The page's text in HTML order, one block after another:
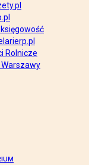
księgowość
Rolnicze
Warszawy